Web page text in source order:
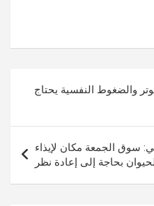
والضغوط النفسية يحتاج
سوق الجمعة مكان لإيذاء
بحاجة إلى إعادة نظر